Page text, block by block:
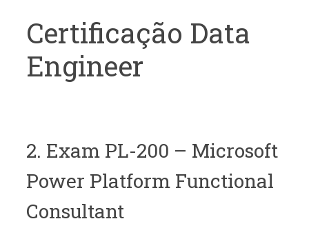
Certificação Data
Engineer
2. Exam PL-200 – Microsoft
Power Platform Functional
Consultant